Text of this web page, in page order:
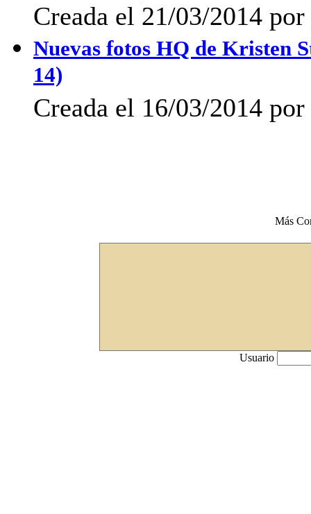
Creada el 21/03/2014
Nuevas fotos HQ de Kristen
14)
Creada el 16/03/2014
Más
Usuario